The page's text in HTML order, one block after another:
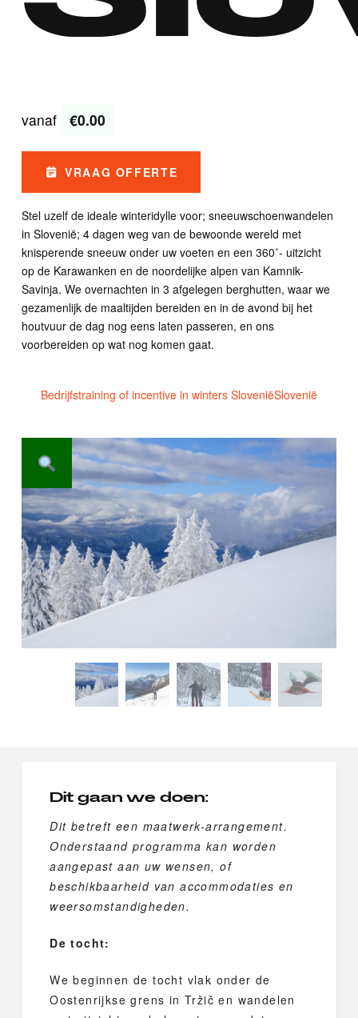
vanaf €0.00
VRAAG OFFERTE
Stel uzelf de ideale winteridylle voor; sneeuwschoenwandelen
in Slovenië; 4 dagen weg van de bewoonde wereld met
knisperende sneeuw onder uw voeten en een 360˚- uitzicht
op de Karawanken en de noordelijke alpen van Kamnik-
Savinja. We overnachten in 3 afgelegen berghutten, waar we
gezamenlijk de maaltijden bereiden en in de avond bij het
houtvuur de dag nog eens laten passeren, en ons
voorbereiden op wat nog komen gaat.
Bedrijfstraining of incentive in winters SloveniëSlovenië
Dit gaan we doen:
Dit betreft een maatwerk-arrangement.
Onderstaand programma kan worden
aangepast aan uw wensen, of
beschikbaarheid van accommodaties en
weersomstandigheden.
De tocht:
We beginnen de tocht vlak onder de
Oostenrijkse grens in Tržič en wandelen